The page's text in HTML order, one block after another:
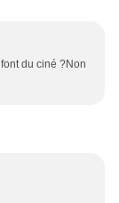
du ciné ?Non